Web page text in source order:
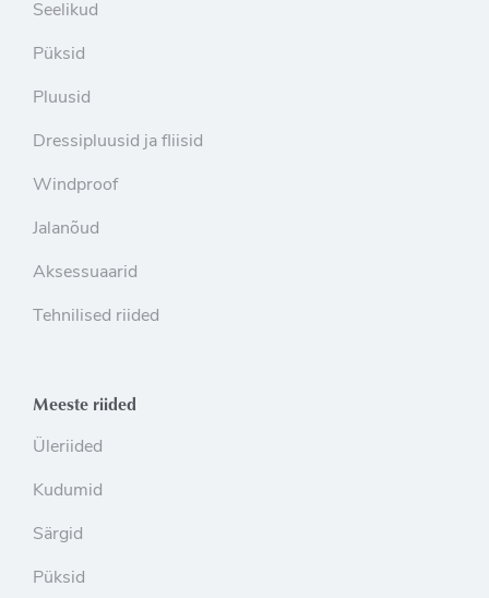
Seelikud
Püksid
Pluusid
Dressipluusid ja fliisid
Windproof
Jalanõud
Aksessuaarid
Tehnilised riided
Meeste riided
Üleriided
Kudumid
Särgid
Püksid